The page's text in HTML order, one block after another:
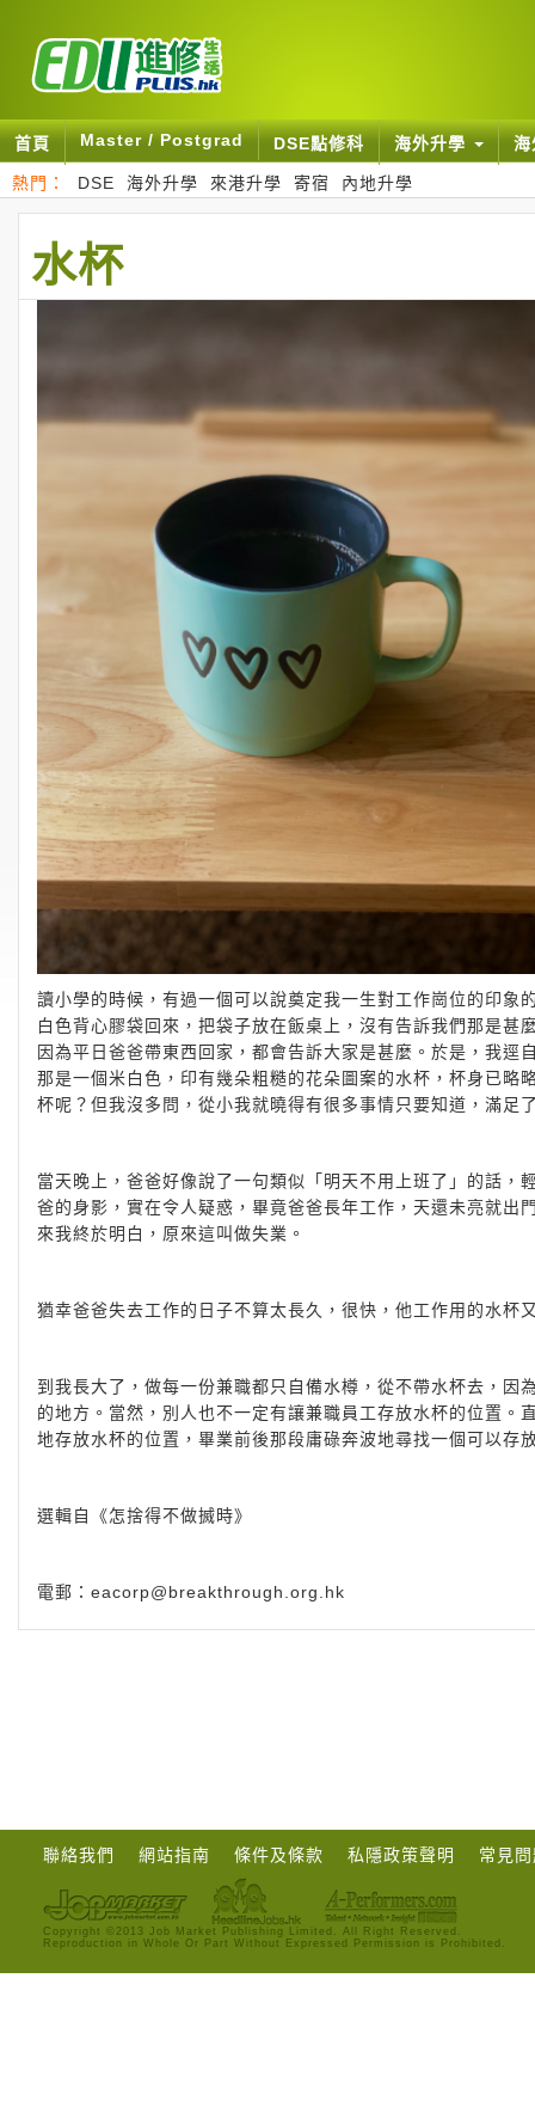
首頁 Master / Postgrad DSE點修科 海外升學
熱門： DSE 海外升學 來港升學 寄宿 內地升學
水杯
讀小學的時候，有過一個可以說奠定我一生對工作崗位的印
白色背心膠袋回來，把袋子放在飯桌上，沒有告訴我們那是
因為平日爸爸帶東西回家，都會告訴大家是甚麼。於是，我
那是一個米白色，印有幾朵粗糙的花朵圖案的水杯，杯身已
杯呢？但我沒多問，從小我就曉得有很多事情只要知道，滿足
當天晚上，爸爸好像說了一句類似「明天不用上班了」的話
爸的身影，實在令人疑惑，畢竟爸爸長年工作，天還未亮就
來我終於明白，原來這叫做失業。
猶幸爸爸失去工作的日子不算太長久，很快，他工作用的水杯
到我長大了，做每一份兼職都只自備水樽，從不帶水杯去，
的地方。當然，別人也不一定有讓兼職員工存放水杯的位置
地存放水杯的位置，畢業前後那段庸碌奔波地尋找一個可以存
選輯自《怎捨得不做搣時》
電郵： eacorp@breakthrough.org.hk
聯絡我們 網站指南 條件及條款 私隱政策聲明 常見
Copyright ©2013 Job Market Publishing Limited. All Right Reserved.
Reproduction in Whole Or Part Without Expressed Permission is Prohibited.